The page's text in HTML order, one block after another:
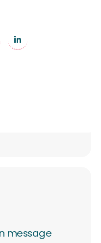
message